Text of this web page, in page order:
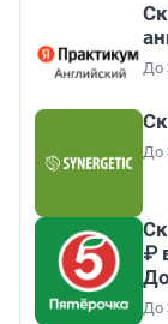
До
До
₽
До